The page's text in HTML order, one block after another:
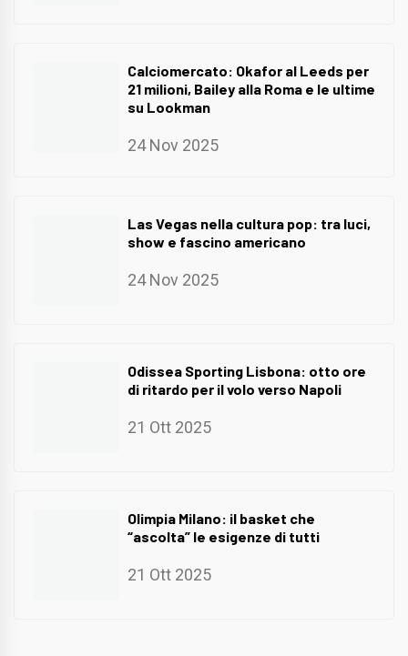
Calciomercato: Okafor al Leeds per
21 milioni, Bailey alla Roma e le ultime
su Lookman
24 Nov 2025
Las Vegas nella cultura pop: tra luci,
show e fascino americano
24 Nov 2025
Odissea Sporting Lisbona: otto ore
di ritardo per il volo verso Napoli
21 Ott 2025
Olimpia Milano: il basket che
“ascolta” le esigenze di tutti
21 Ott 2025